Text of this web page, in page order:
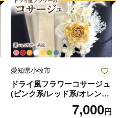
愛知県小牧市
ドライ風フラワーコサージュ
(ピンク系/レッド系/オレンジ
系/ホワイト系/イエロー系/グ
リーン系/ブルー系）7,000円